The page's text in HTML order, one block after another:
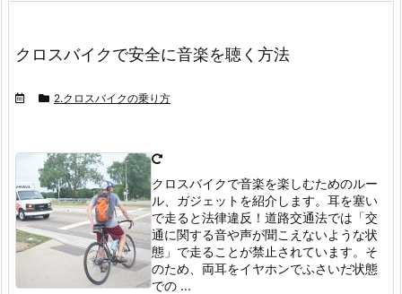
クロスバイクで安全に音楽を聴く方法
2.クロスバイクの乗り方
クロスバイクで音楽を楽しむためのルー
ル、ガジェットを紹介します。耳を塞い
で走ると法律違反！ 道路交通法では「交
通に関する音や声が聞こえないような状
態」で走ることが禁止されています。 そ
のため、両耳をイヤホンでふさいだ状態
での ...